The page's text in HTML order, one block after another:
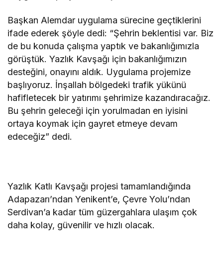
Başkan Alemdar uygulama sürecine geçtiklerini
ifade ederek şöyle dedi: “Şehrin beklentisi var. Biz
de bu konuda çalışma yaptık ve bakanlığımızla
görüştük. Yazlık Kavşağı için bakanlığımızın
desteğini, onayını aldık. Uygulama projemize
başlıyoruz. İnşallah bölgedeki trafik yükünü
hafifletecek bir yatırımı şehrimize kazandıracağız.
Bu şehrin geleceği için yorulmadan en iyisini
ortaya koymak için gayret etmeye devam
edeceğiz” dedi.
Yazlık Katlı Kavşağı projesi tamamlandığında
Adapazarı’ndan Yenikent’e, Çevre Yolu’ndan
Serdivan’a kadar tüm güzergahlara ulaşım çok
daha kolay, güvenilir ve hızlı olacak.